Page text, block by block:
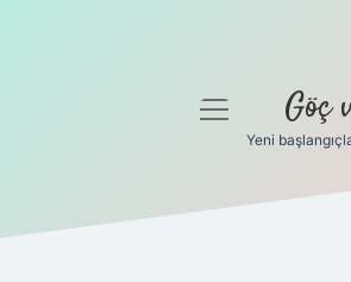
Gizlilik Politikası
menüyü
Göç
Yeni